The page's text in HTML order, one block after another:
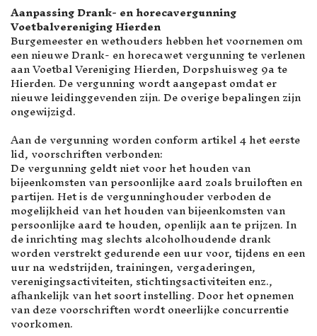
Aanpassing Drank- en horecavergunning
Voetbalvereniging Hierden
Burgemeester en wethouders hebben het voornemen om
een nieuwe Drank- en horecawet vergunning te verlenen
aan Voetbal Vereniging Hierden, Dorpshuisweg 9a te
Hierden. De vergunning wordt aangepast omdat er
nieuwe leidinggevenden zijn. De overige bepalingen zijn
ongewijzigd.
Aan de vergunning worden conform artikel 4 het eerste
lid, voorschriften verbonden:
De vergunning geldt niet voor het houden van
bijeenkomsten van persoonlijke aard zoals bruiloften en
partijen. Het is de vergunninghouder verboden de
mogelijkheid van het houden van bijeenkomsten van
persoonlijke aard te houden, openlijk aan te prijzen. In
de inrichting mag slechts alcoholhoudende drank
worden verstrekt gedurende een uur voor, tijdens en een
uur na wedstrijden, trainingen, vergaderingen,
verenigingsactiviteiten, stichtingsactiviteiten enz.,
afhankelijk van het soort instelling. Door het opnemen
van deze voorschriften wordt oneerlijke concurrentie
voorkomen.